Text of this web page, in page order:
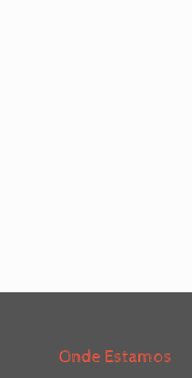
Onde Estamos